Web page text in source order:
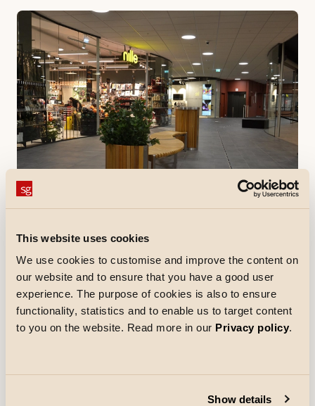
This website uses cookies
We use cookies to customise and improve the content on
our website and to ensure that you have a good user
experience. The purpose of cookies is also to ensure
functionality, statistics and to enable us to target content
to you on the website. Read more in our Privacy policy.
Show details
Moses-keskus
Moses-keskus Nittedalissa on hiljattain avattu
uudelleen laajennuksen jälkeen. SG on auttanut
valaistusta, kun kauppakeskuksen koko
kaksinkertaistui.
Tutustu lisää